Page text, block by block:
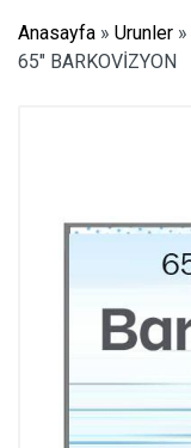
Anasayfa » Urunler »
65″ BARKOVİZYON